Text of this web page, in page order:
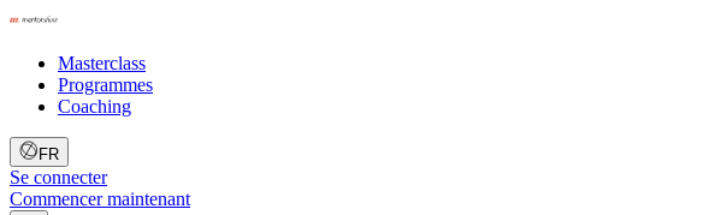
Masterclass
Programmes
Coaching
FR
Se connecter
Commencer maintenant